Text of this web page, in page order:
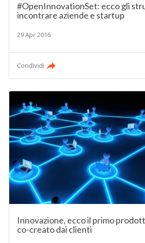
#OpenInnovationSet: ecco gli
incontrare aziende e startup
29 Apr 2016
Condividi
Innovazione, ecco il primo
co-creato dai clienti